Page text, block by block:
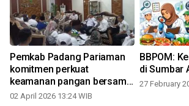
Pemkab Padang Pariaman
komitmen perkuat
keamanan pangan bersama
BBPOM
02 April 2026 13:24 WIB
BBPOM:
di Sumbar
27 February